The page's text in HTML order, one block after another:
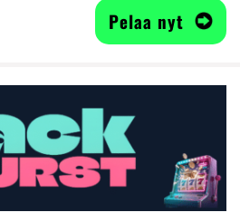
Pelaa nyt